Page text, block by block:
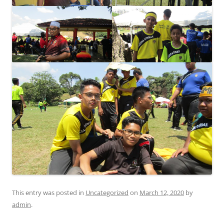
This entry was posted in Uncategorized on March 12, 2020 by
admin.